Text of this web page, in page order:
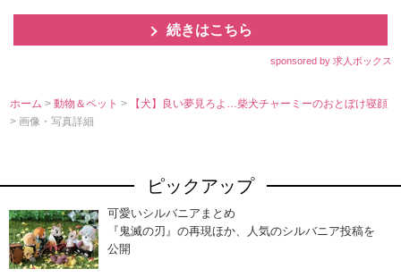
続きはこちら
sponsored by 求人ボックス
ホーム >動物＆ペット>
【犬】良い夢見ろよ…柴犬チャーミーのおとぼけ寝顔
> 画像・写真詳細
ピックアップ
可愛いシルバニアまとめ
『鬼滅の刃』の再現ほか、人気のシルバニア投稿を
公開